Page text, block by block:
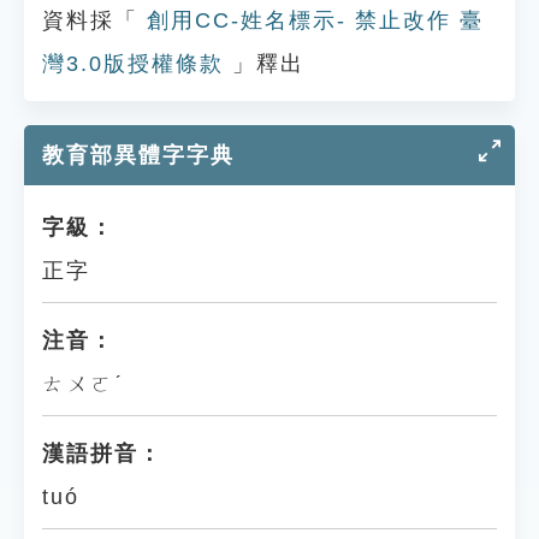
資料採「
創用CC-姓名標示- 禁止改作 臺
灣3.0版授權條款
」釋出
教育部異體字字典
字級：
正字
注音：
ㄊㄨㄛˊ
漢語拼音：
tuó